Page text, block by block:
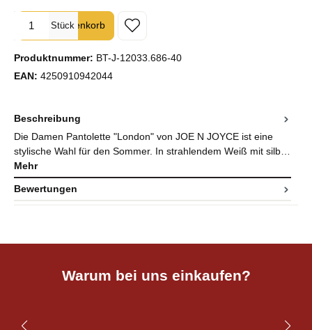
Produkt Anzahl: Gib den gewünschten Wert ein oder benutze die
Stück
In den Warenkorb
Produktnummer: BT-J-12033.686-40
EAN: 4250910942044
Beschreibung
Die Damen Pantolette "London" von JOE N JOYCE ist eine
stylische Wahl für den Sommer. In strahlendem Weiß mit silb…
Mehr
Bewertungen
Warum bei uns einkaufen?